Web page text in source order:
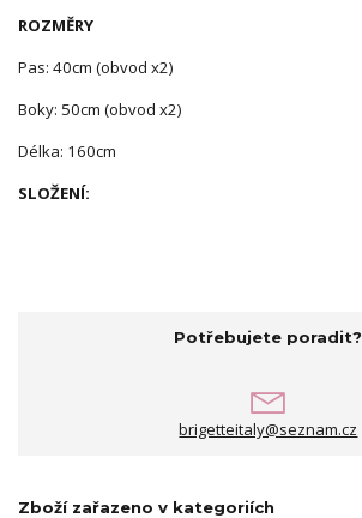
ROZMĚRY
Pas: 40cm (obvod x2)
Boky: 50cm (obvod x2)
Délka: 160cm
SLOŽENÍ:
Potřebujete poradit?
brigetteitaly@seznam.cz
Zboží zařazeno v kategoriích